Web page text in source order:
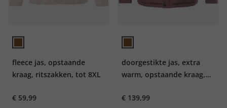
fleece jas, opstaande
kraag, ritszakken, tot 8XL
€ 59,99
doorgestikte jas, extra
warm, opstaande kraag,
tot 8XL
€ 139,99